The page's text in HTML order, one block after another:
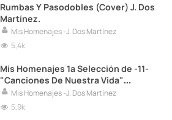
Rumbas Y Pasodobles (Cover) J. Dos
Martínez.
Mis Homenajes -J. Dos Martínez
5,4k
Mis Homenajes 1ª Selección de -11-
"Canciones De Nuestra Vida"
(Cover) J. Dos Martínez.
Mis Homenajes -J. Dos Martínez
5,9k